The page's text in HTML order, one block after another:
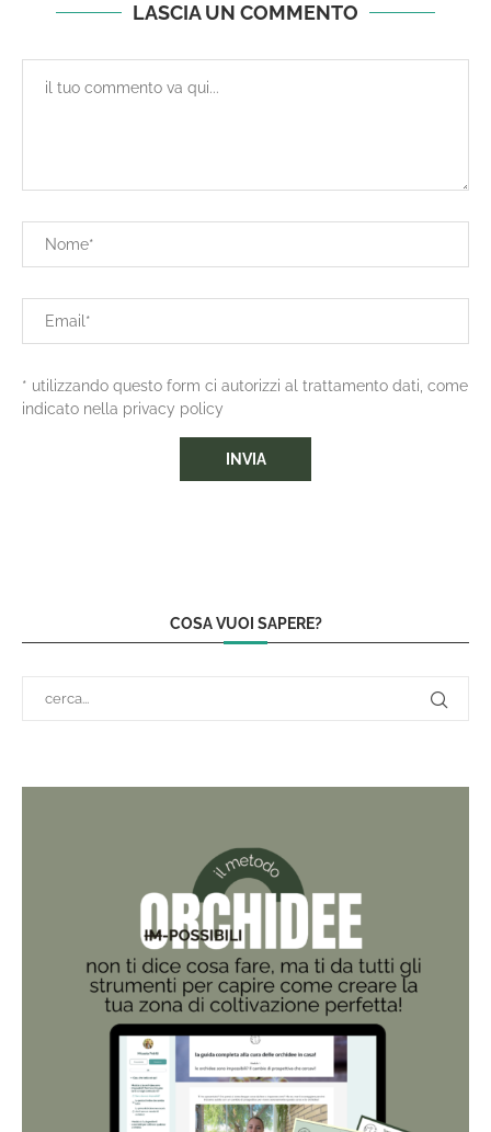
LASCIA UN COMMENTO
* utilizzando questo form ci autorizzi al trattamento dati, come
indicato nella privacy policy
COSA VUOI SAPERE?